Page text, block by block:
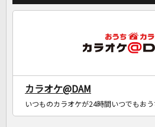
カラオケ@DAM
いつものカラオケが24時間いつでもおう